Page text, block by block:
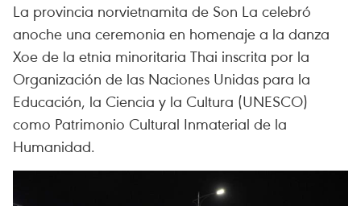
La provincia norvietnamita de Son La celebró
anoche una ceremonia en homenaje a la danza
Xoe de la etnia minoritaria Thai inscrita por la
Organización de las Naciones Unidas para la
Educación, la Ciencia y la Cultura (UNESCO)
como Patrimonio Cultural Inmaterial de la
Humanidad.